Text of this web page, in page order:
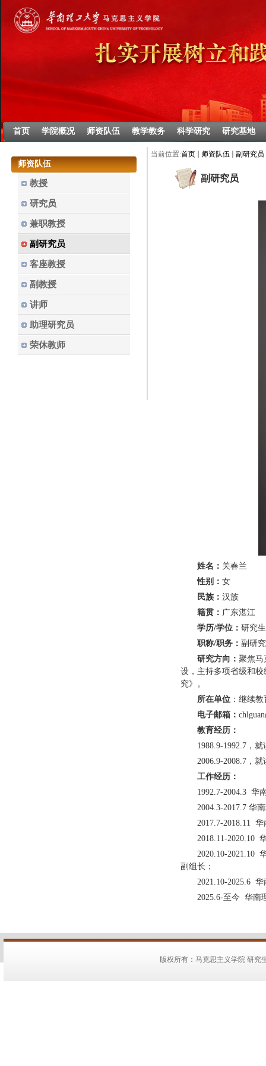
首页 学院概况 师资队伍 教学教务 科学研究 研究基地
师资队伍
教授
研究员
兼职教授
副研究员
客座教授
副教授
讲师
助理研究员
荣休教师
当前位置:首页 师资队伍 副研究员
副研究员
姓名： 关春兰
性别： 女
民族： 汉族
籍贯： 广东湛江
学历/学位： 研究
职称/职务： 副研
研究方向： 聚焦马
设，主持多项省级和
究》。‌‌
所在单位 ：继续
电子邮箱：
教育经历：
1988.9-1992.7，
2006.9-2008.7，
工作经历：
1992.7-2004.3 华
2004.3-2017.7 华
2017.7-2018.11
2018.11-2020.10
2020.10-2021.10
副组长；
2021.10-2025.6
2025.6-至今 华南
版权所有：马克思主义学院 研究